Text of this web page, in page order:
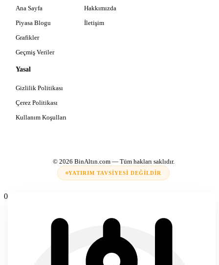
Ana Sayfa
Piyasa Blogu
Grafikler
Geçmiş Veriler
Hakkımızda
İletişim
Yasal
Gizlilik Politikası
Çerez Politikası
Kullanım Koşulları
© 2026 BinAltın.com— Tüm hakları saklıdır.
YATIRIM TAVSIYESI DEĞILDIR
0